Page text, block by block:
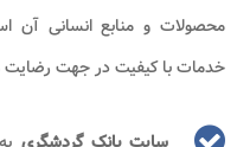
محصولات و منابع انسانی آن
خدمات با کیفیت در جهت رضایت